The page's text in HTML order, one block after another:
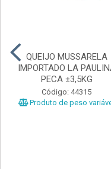
QUEIJO MUSSARELA
IMPORTADO LA
PECA ±3,5KG
Código: 44315
Produto de peso